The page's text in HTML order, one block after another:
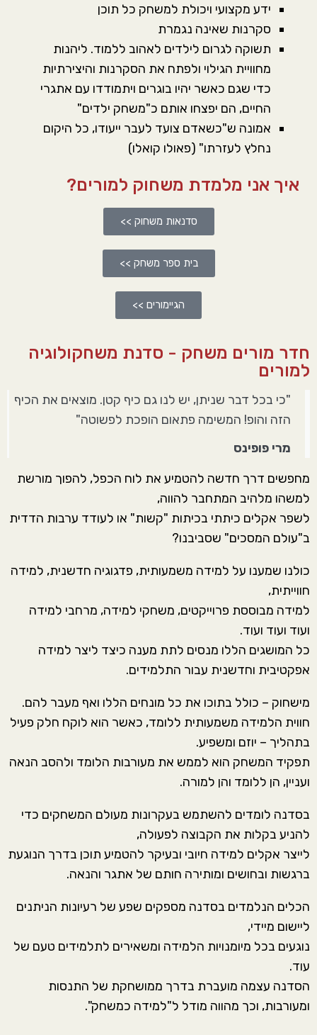
ידע מקצועי ויכולת למשחק כל תוכן
סקרנות שאינה נגמרת
תשוקה לגרום לילדים לאהוב ללמוד. ליהנות
מחוויית הגילוי ולפתח את הסקרנות והיצירתיות
כדי שגם כאשר יהיו בוגרים ויתמודדו עם אתגרי
החיים, הם יפצחו אותם כ"משחק ילדים"
אמונה ש"כשאדם צועד לעבר ייעודו, כל היקום
נחלץ לעזרתו" (פאולו קואלו)
איך אני מלמדת משחוק למורים?
סדנאות משחוק >>
בית ספר משחק >>
הגיימורים >>
חדר מורים משחק - סדנת משחקולוגיה
למורים
"כי בכל דבר שניתן, יש לנו גם כיף קטן. מוצאים את הכיף
הזה והופ! המשימה פתאום הופכת לפשוטה"
מרי פופינס
מחפשים דרך חדשה להטמיע את לוח הכפל, להפוך מורשת
למשהו מלהיב המתחבר להווה,
לשפר אקלים כיתתי בכיתות "קשות" או לעודד ערבות הדדית
ב"עולם המסכים" שסביבנו?
כולנו שמענו על למידה משמעותית, פדגוגיה חדשנית, למידה
חווייתית,
למידה מבוססת פרוייקטים, משחקי למידה, מרחבי למידה
ועוד ועוד ועוד.
כל המושגים הללו מנסים לתת מענה כיצד ליצר למידה
אפקטיבית וחדשנית עבור התלמידים.
מישחוק – כולל בתוכו את כל מונחים הללו ואף מעבר להם.
חווית הלמידה משמעותית ללומד, כאשר הוא לוקח חלק פעיל
בתהליך – יוזם ומשפיע.
תפקיד המשחק הוא לממש את מעורבות הלומד ולהסב הנאה
ועניין, הן ללומד והן למורה.
בסדנה לומדים להשתמש בעקרונות מעולם המשחקים כדי
להניע בקלות את הקבוצה לפעולה,
לייצר אקלים למידה חיובי ובעיקר להטמיע תוכן בדרך הנוגעת
ברגשות ובחושים ומותירה חותם של אתגר והנאה.
הכלים הנלמדים בסדנה מספקים שפע של רעיונות הניתנים
ליישום מיידי,
נוגעים בכל מיומנויות הלמידה ומשאירים לתלמידים טעם של
עוד.
הסדנה עצמה מועברת בדרך ממושחקת של התנסות
ומעורבות, וכך מהווה מודל ל"למידה כמשחק".